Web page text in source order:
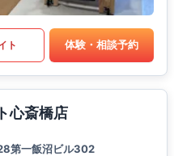
ト 体験・相談予約
心斎橋店
第一飯沼ビル302